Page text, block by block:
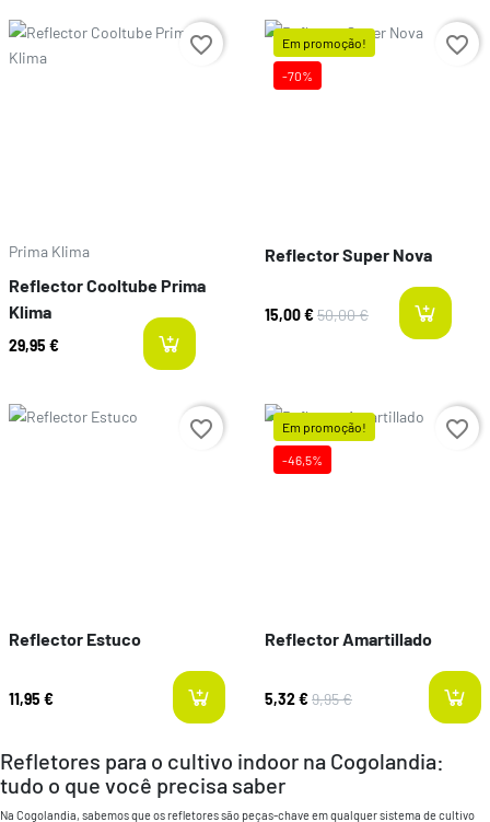
Preço
Prima Klima
Reflector Cooltube Prima
Klima
29,95 €
favorite_border Em promoção!
-70%
Reflector Super Nova
15,00 €50,00 €
favorite_border
Preço
Reflector Estuco
11,95 €
favorite_border Em promoção!
-46,5%
Reflector Amartillado
5,32 €9,95 €
favorite_border
Refletores para o cultivo indoor na Cogolandia:
tudo o que você precisa saber
Na Cogolandia, sabemos que os refletores são peças-chave em qualquer sistema de cultivo